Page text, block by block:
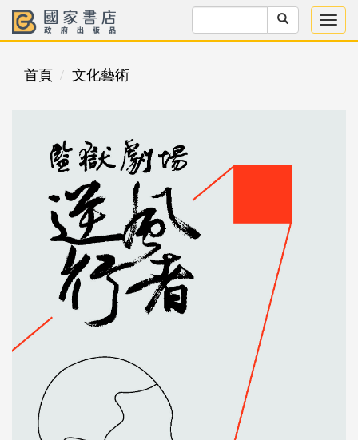
首頁 文化藝術